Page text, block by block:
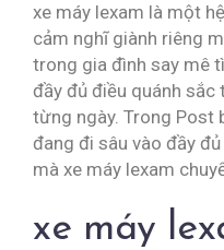
xe máy lexam là một
cảm nghĩ giành riêng
trong gia đình say mê
đầy đủ điều quánh
từng ngày. Trong Post
đang đi sâu vào đầy
mà xe máy lexam
xe máy